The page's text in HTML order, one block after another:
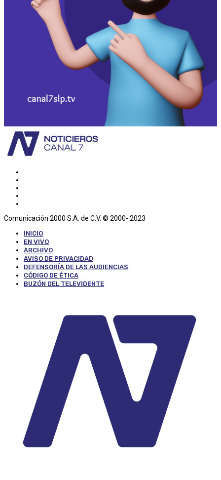
Comunicación 2000 S.A. de C.V. © 2000- 2023
INICIO
EN VIVO
ARCHIVO
AVISO DE PRIVACIDAD
DEFENSORÍA DE LAS AUDIENCIAS
CÓDIGO DE ÉTICA
BUZÓN DEL TELEVIDENTE